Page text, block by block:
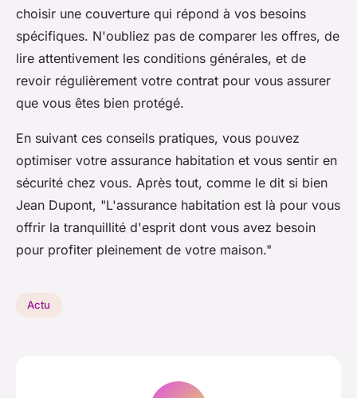
choisir une couverture qui répond à vos besoins
spécifiques. N'oubliez pas de comparer les offres, de
lire attentivement les conditions générales, et de
revoir régulièrement votre contrat pour vous assurer
que vous êtes bien protégé.
En suivant ces conseils pratiques, vous pouvez
optimiser votre assurance habitation et vous sentir en
sécurité chez vous. Après tout, comme le dit si bien
Jean Dupont, "L'assurance habitation est là pour vous
offrir la tranquillité d'esprit dont vous avez besoin
pour profiter pleinement de votre maison."
Actu